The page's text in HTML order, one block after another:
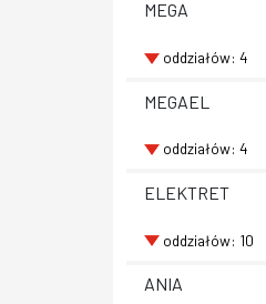
MEGA
oddziałów: 4
MEGAEL
oddziałów: 4
ELEKTRET
oddziałów: 10
ANIA